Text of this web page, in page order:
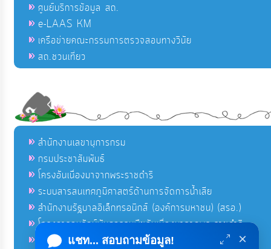
ศูนย์บริการข้อมูล สถ.
e-LAAS KM
เครือข่ายคณะกรรมการตรวจสอบทางวินัย
สถ.ชวนเที่ยว
สำนักงานเลขานุการกรม
กรมประชาสัมพันธ์
โครงอันเนื่องมาจากพระราชดำริ
ระบบสารสนเทศภูมิศาสตร์ด้านการจัดการน้ำเสีย
สำนักงานรัฐบาลอิเล็กทรอนิกส์ (องค์การมหาชน) (สรอ.)
โครงการอนุรักษ์พันธุกรรมพืชอันเนื่องมาจากพระราชดำริ
คลังข่าวมหาไทย
แชท... สอบถามข้อมูล! ×